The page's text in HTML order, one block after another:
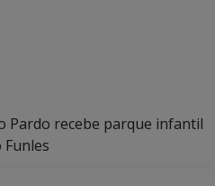
Pardo recebe parque infantil